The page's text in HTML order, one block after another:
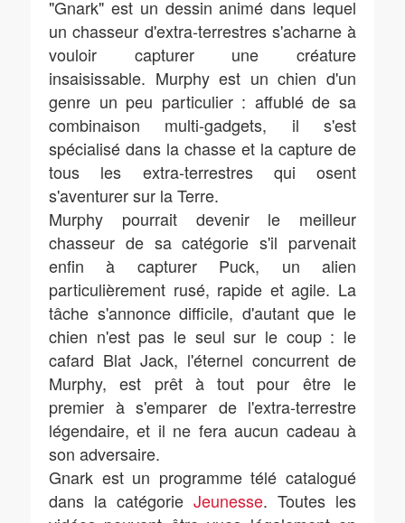
"Gnark" est un dessin animé dans lequel
un chasseur d'extra-terrestres s'acharne à
vouloir capturer une créature
insaisissable. Murphy est un chien d'un
genre un peu particulier : affublé de sa
combinaison multi-gadgets, il s'est
spécialisé dans la chasse et la capture de
tous les extra-terrestres qui osent
s'aventurer sur la Terre.
Murphy pourrait devenir le meilleur
chasseur de sa catégorie s'il parvenait
enfin à capturer Puck, un alien
particulièrement rusé, rapide et agile. La
tâche s'annonce difficile, d'autant que le
chien n'est pas le seul sur le coup : le
cafard Blat Jack, l'éternel concurrent de
Murphy, est prêt à tout pour être le
premier à s'emparer de l'extra-terrestre
légendaire, et il ne fera aucun cadeau à
son adversaire.
Gnark est un programme télé catalogué
dans la catégorie Jeunesse. Toutes les